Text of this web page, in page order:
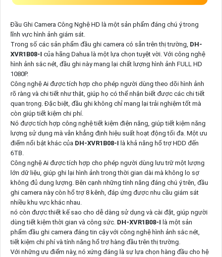
Đầu Ghi Camera Công Nghệ HD là một sản phẩm đáng chú ý trong
lĩnh vực hình ảnh giám sát.
Trong số các sản phẩm đầu ghi camera có sẵn trên thị trường, DH-
XVR1B08-I của hãng Dahua là một lựa chọn tuyệt vời. Với công nghệ
hình ảnh sắc nét, đầu ghi này mang lại chất lượng hình ảnh FULL HD
1080P.
Công nghệ Ai được tích hợp cho phép người dùng theo dõi hình ảnh
rõ ràng và chi tiết như thật, giúp họ có thể nhận biết được các chi tiết
quan trọng. Đặc biệt, đầu ghi không chỉ mang lại trải nghiệm tốt mà
còn giúp tiết kiệm chi phí.
Nó được tích hợp công nghệ tiết kiệm điện năng, giúp tiết kiệm năng
lượng sử dụng mà vẫn khẳng định hiệu suất hoạt động tối đa. Một ưu
điểm nổi bật khác của DH-XVR1B08-I là khả năng hổ trợ HDD đến
6TB.
Công nghệ Ai được tích hợp cho phép người dùng lưu trữ một lượng
lớn dữ liệu, giúp ghi lại hình ảnh trong thời gian dài mà không lo sợ
không đủ dung lượng. Bên cạnh những tính năng đáng chú ý trên, đầu
ghi camera này còn hổ trợ 8 kênh, đáp ứng được nhu cầu giám sát
nhiều khu vực khác nhau.
nó còn được thiết kế sao cho dễ dàng sử dụng và cài đặt, giúp người
dùng tiết kiệm thời gian và công sức. DH-XVR1B08-I là một sản
phẩm đầu ghi camera đáng tin cậy với công nghệ hình ảnh sắc nét,
tiết kiệm chi phí và tính năng hổ trợ hàng đầu trên thị trường.
Với những ưu điểm này, nó xứng đáng là sự lựa chọn hàng đầu cho hệ